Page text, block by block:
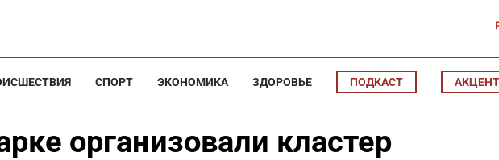
СПОРТ ЭКОНОМИКА ЗДОРОВЬЕ ПОДКАСТ АКЦЕНТ
организовали кластер